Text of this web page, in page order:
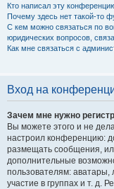
Кто написал эту
Почему здесь нет такой-то
С кем можно связаться по
юридических вопросов,
Как мне связаться с
Вход на
Зачем мне нужно
Вы можете этого и не
настроил конференцию:
размещать сообщения,
дополнительные
пользователям:
участие в группах и т. д.